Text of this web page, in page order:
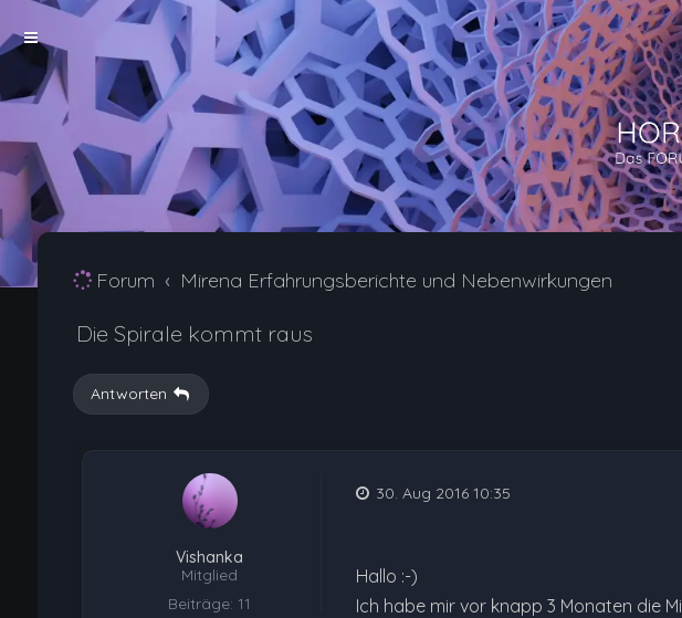
Forum Mirena Erfahrungsberichte und Nebenwirkungen
Die Spirale kommt raus
Antworten
Vishanka
Mitglied
Beiträge: 11
30. Aug 2016 10:35
Hallo :-)
Ich habe mir vor knapp 3 Monaten die